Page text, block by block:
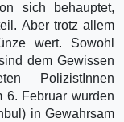
sich behauptet,
Aber trotz allem
wert. Sowohl
dem Gewissen
PolizistInnen
6. Februar wurden
in Gewahrsam